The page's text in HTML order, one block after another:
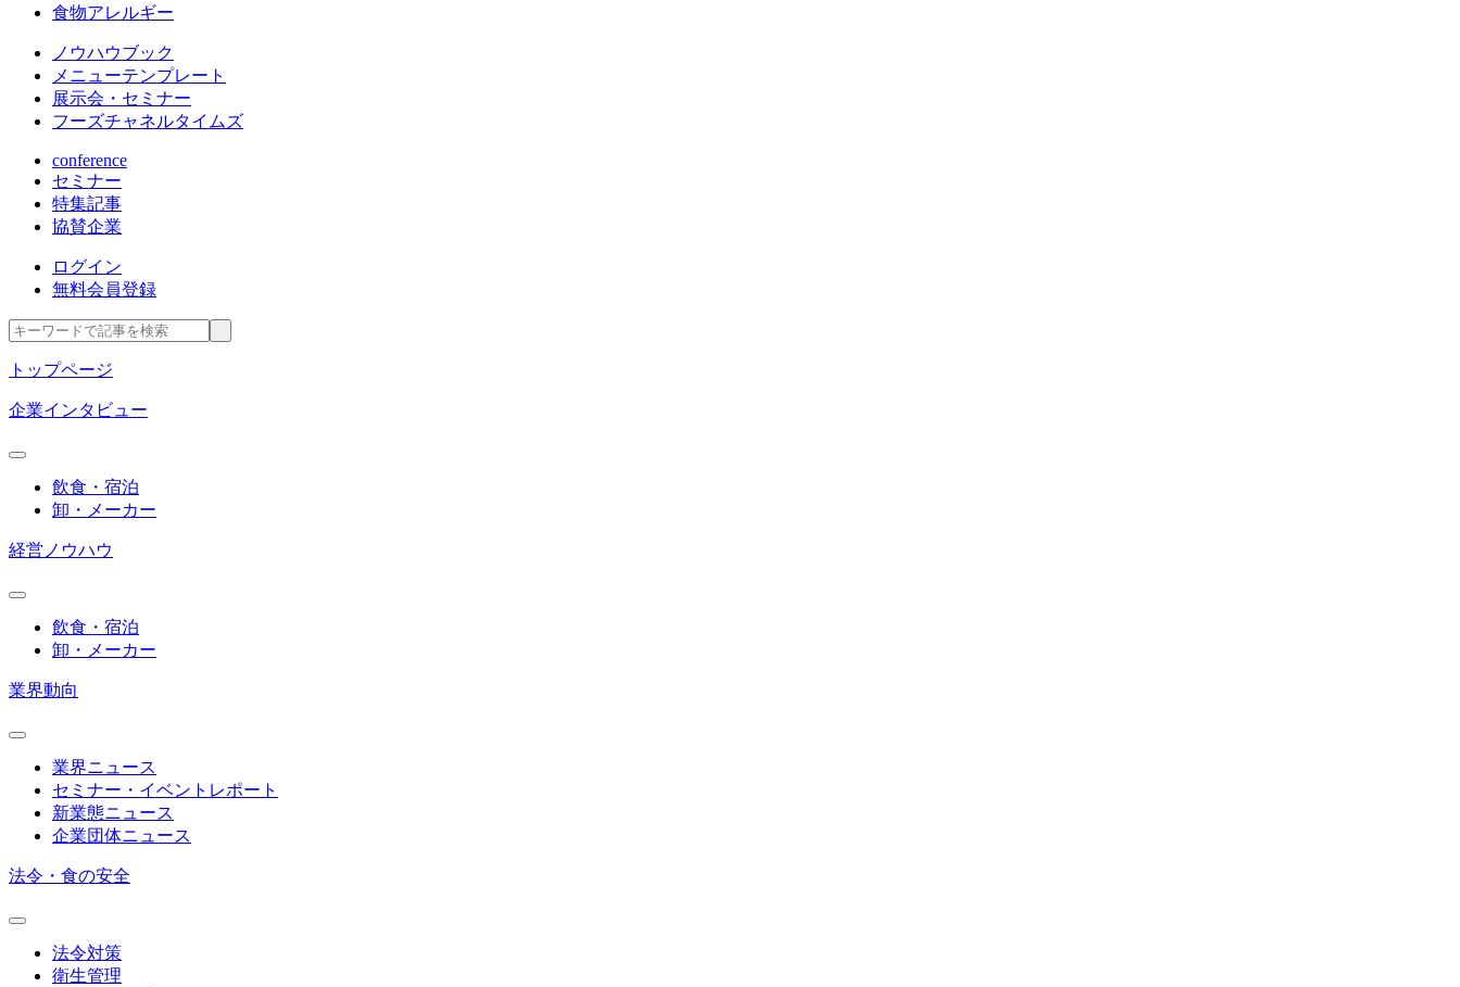
食物アレルギー
ノウハウブック
メニューテンプレート
展示会・セミナー
フーズチャネルタイムズ
conference
セミナー
特集記事
協賛企業
ログイン
無料会員登録
トップページ
企業インタビュー
飲食・宿泊
卸・メーカー
経営ノウハウ
飲食・宿泊
卸・メーカー
業界動向
業界ニュース
セミナー・イベントレポート
新業態ニュース
企業団体ニュース
法令・食の安全
法令対策
衛生管理